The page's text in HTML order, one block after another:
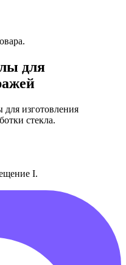
для
изготовления
стекла.
I.